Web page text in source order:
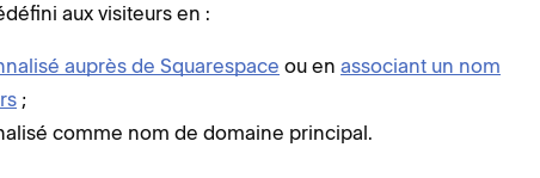
aux visiteurs en :
auprès de Squarespace ou en associant un nom
;
comme nom de domaine principal.